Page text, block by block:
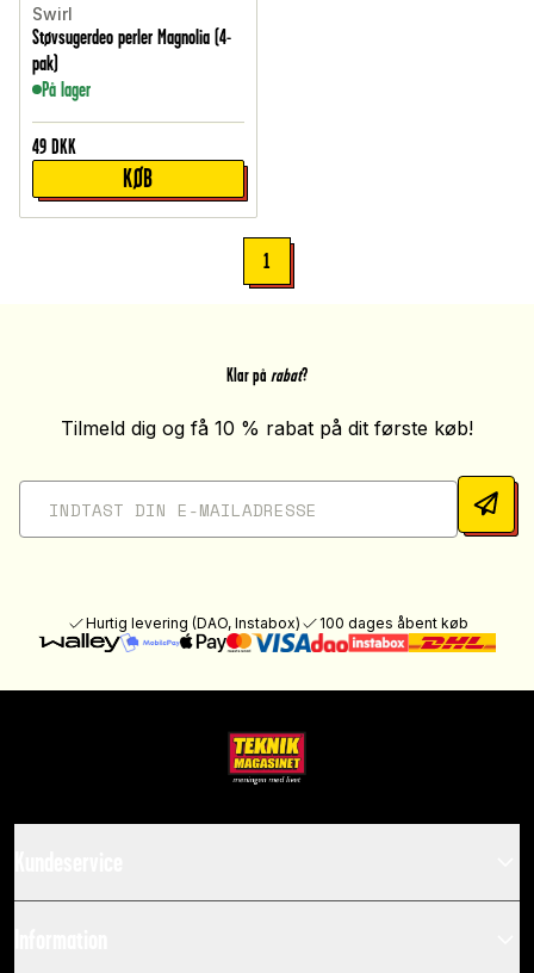
Swirl
Støvsugerdeo perler Magnolia (4-
pak)
På lager
49 DKK
KØB
1
Klar på rabat?
Tilmeld dig og få 10 % rabat på dit første køb!
Hurtig levering (DAO, Instabox) 100 dages åbent køb